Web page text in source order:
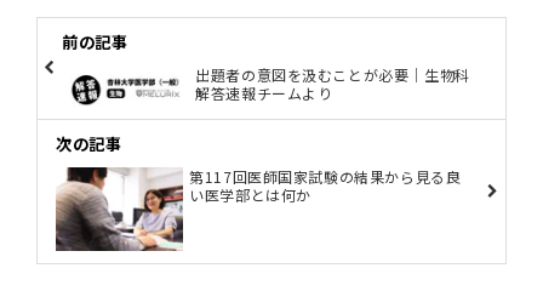
前の記事
出題者の意図を汲むことが必要｜生物科
解答速報チームより
次の記事
第117回医師国家試験の結果から見る良
い医学部とは何か